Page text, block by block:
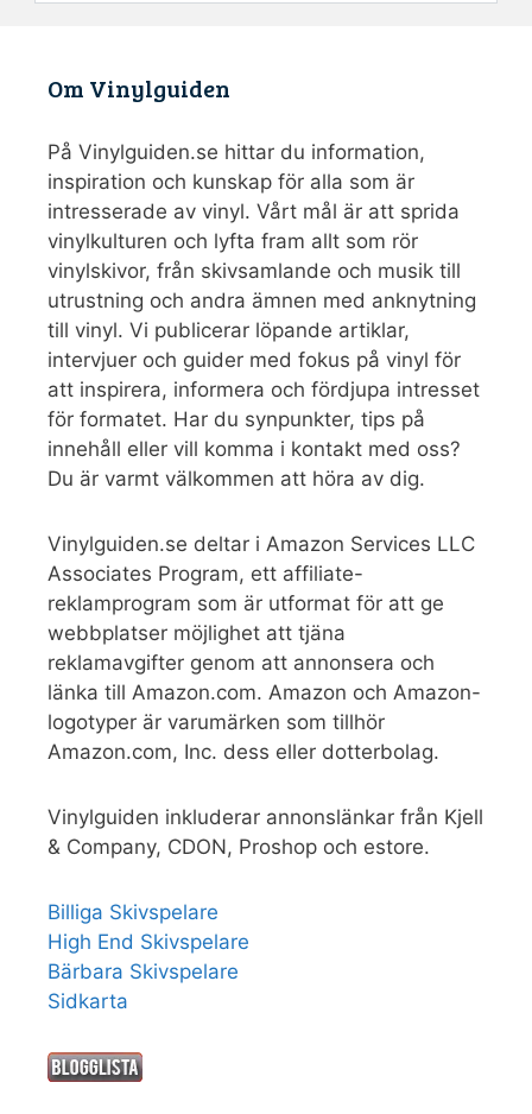
Om Vinylguiden
På Vinylguiden.se hittar du information,
inspiration och kunskap för alla som är
intresserade av vinyl. Vårt mål är att sprida
vinylkulturen och lyfta fram allt som rör
vinylskivor, från skivsamlande och musik till
utrustning och andra ämnen med anknytning
till vinyl. Vi publicerar löpande artiklar,
intervjuer och guider med fokus på vinyl för
att inspirera, informera och fördjupa intresset
för formatet. Har du synpunkter, tips på
innehåll eller vill komma i kontakt med oss?
Du är varmt välkommen att höra av dig.
Vinylguiden.se deltar i Amazon Services LLC
Associates Program, ett affiliate-
reklamprogram som är utformat för att ge
webbplatser möjlighet att tjäna
reklamavgifter genom att annonsera och
länka till Amazon.com. Amazon och Amazon-
logotyper är varumärken som tillhör
Amazon.com, Inc. dess eller dotterbolag.
Vinylguiden inkluderar annonslänkar från Kjell
& Company, CDON, Proshop och estore.
Billiga Skivspelare
High End Skivspelare
Bärbara Skivspelare
Sidkarta